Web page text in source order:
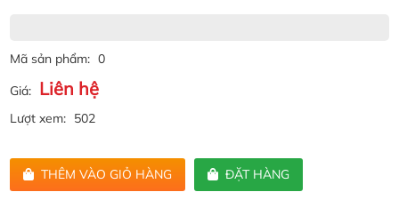
Mã sản phẩm: 0
Giá: Liên hệ
Lượt xem: 502
THÊM VÀO GIỎ HÀNG ĐẶT HÀNG